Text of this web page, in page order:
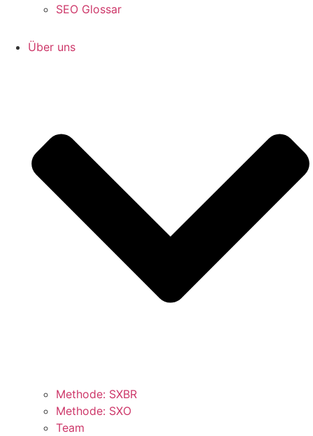
SEO Glossar
Über uns
Methode: SXBR
Methode: SXO
Team